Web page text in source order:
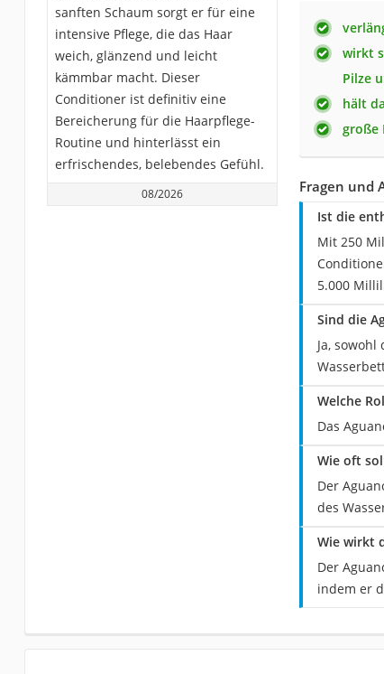
sanften Schaum sorgt er für eine
intensive Pflege, die das Haar
weich, glänzend und leicht
kämmbar macht. Dieser
Conditioner ist definitiv eine
Bereicherung für die Haarpflege-
Routine und hinterlässt ein
erfrischendes, belebendes Gefühl.
08/2026
wirkt
Pilze
hält
große
Fragen und
Ist die
Mit 250
5.000
Sind die
Ja,
Welche
Das
Wie oft
Der
des
Wie wirkt
Der
indem er